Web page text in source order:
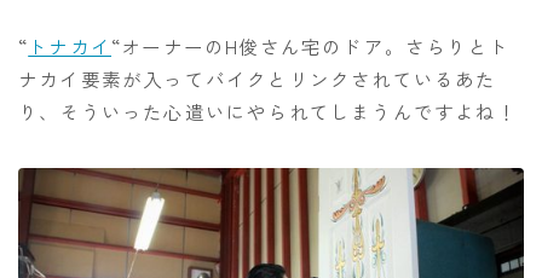
“ トナカイ “オーナーのH俊さん宅のドア。さらりとト
ナカイ要素が入ってバイクとリンクされているあた
り、そういった心遣いにやられてしまうんですよね！